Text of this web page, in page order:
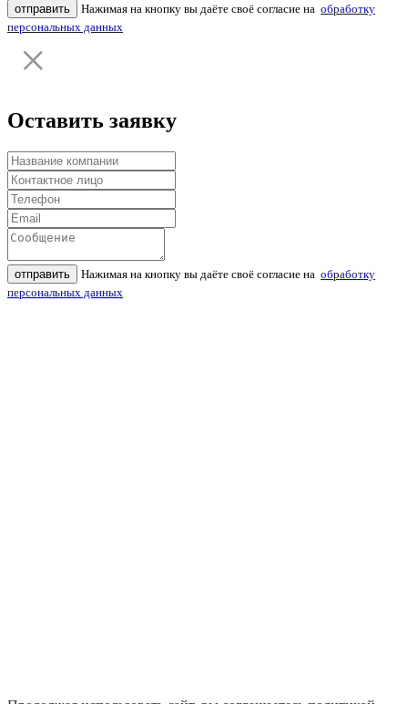
отправить Нажимая на кнопку вы даёте своё согласие на обработку
персональных данных
Оставить заявку
отправить Нажимая на кнопку вы даёте своё согласие на обработку
персональных данных